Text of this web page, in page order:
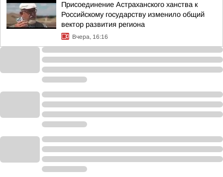
Присоединение Астраханского ханства к
Российскому государству изменило общий
вектор развития региона
Вчера, 16:16